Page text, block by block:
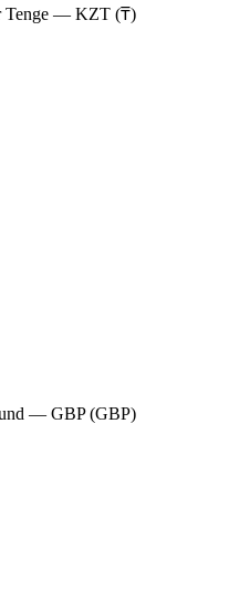
Tenge — KZT (₸)
— GBP (GBP)